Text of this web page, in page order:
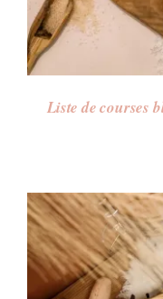
Liste de courses